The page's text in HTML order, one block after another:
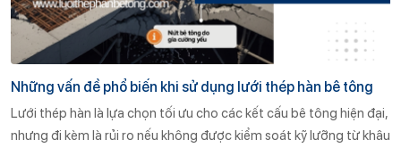
Những vấn đề phổ biến khi sử dụng lưới thép hàn bê tông
Lưới thép hàn là lựa chọn tối ưu cho các kết cấu bê tông hiện đại,
nhưng đi kèm là rủi ro nếu không được kiểm soát kỹ lưỡng từ khâu